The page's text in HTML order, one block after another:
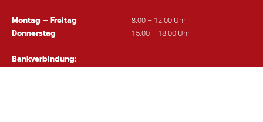
Montag – Freitag 8:00 – 12:00 Uhr
Donnerstag 15:00 – 18:00 Uhr
–
Bankverbindung: